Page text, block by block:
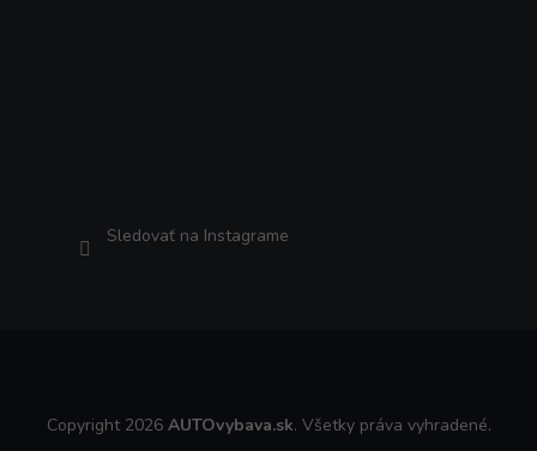
Sledovať na Instagrame
Copyright 2026 AUTOvybava.sk. Všetky práva vyhradené.